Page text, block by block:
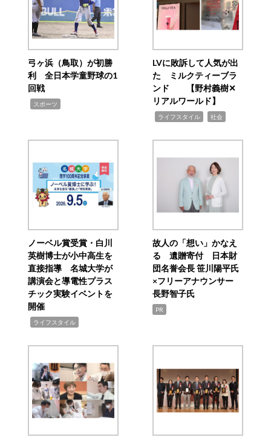
弓ヶ浜（鳥取）が初勝
利 全日本学童野球の1
回戦
スポーツ
LVに敗訴して人気が出
た ミルクティーブラ
ンド 【野村義樹✕
リアルワールド】
ライフスタイル 社会
ノーベル賞受賞・白川
英樹博士が小中高生を
直接指導 名城大学が
講演会と導電性プラス
チック実験イベントを
開催
ライフスタイル
故人の「想い」かなえ
る 遺贈寄付 日本財
団名誉会長 笹川陽平氏
×フリーアナウンサー
長野智子氏
PR